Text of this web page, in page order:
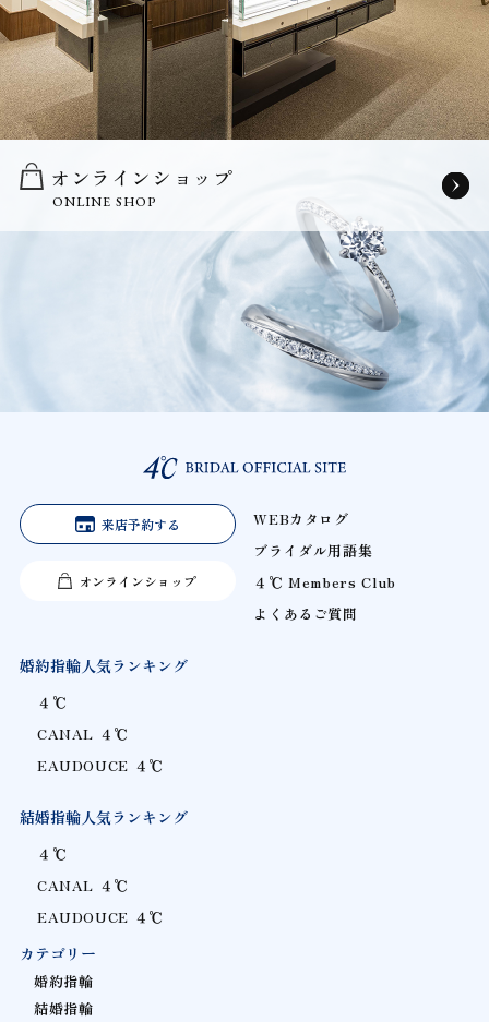
オンラインショップ
ONLINE SHOP
来店予約する
オンラインショップ
WEBカタログ
ブライダル用語集
４℃ Members Club
よくあるご質問
婚約指輪人気ランキング
４℃
CANAL ４℃
EAUDOUCE ４℃
結婚指輪人気ランキング
４℃
CANAL ４℃
EAUDOUCE ４℃
カテゴリー
婚約指輪
結婚指輪